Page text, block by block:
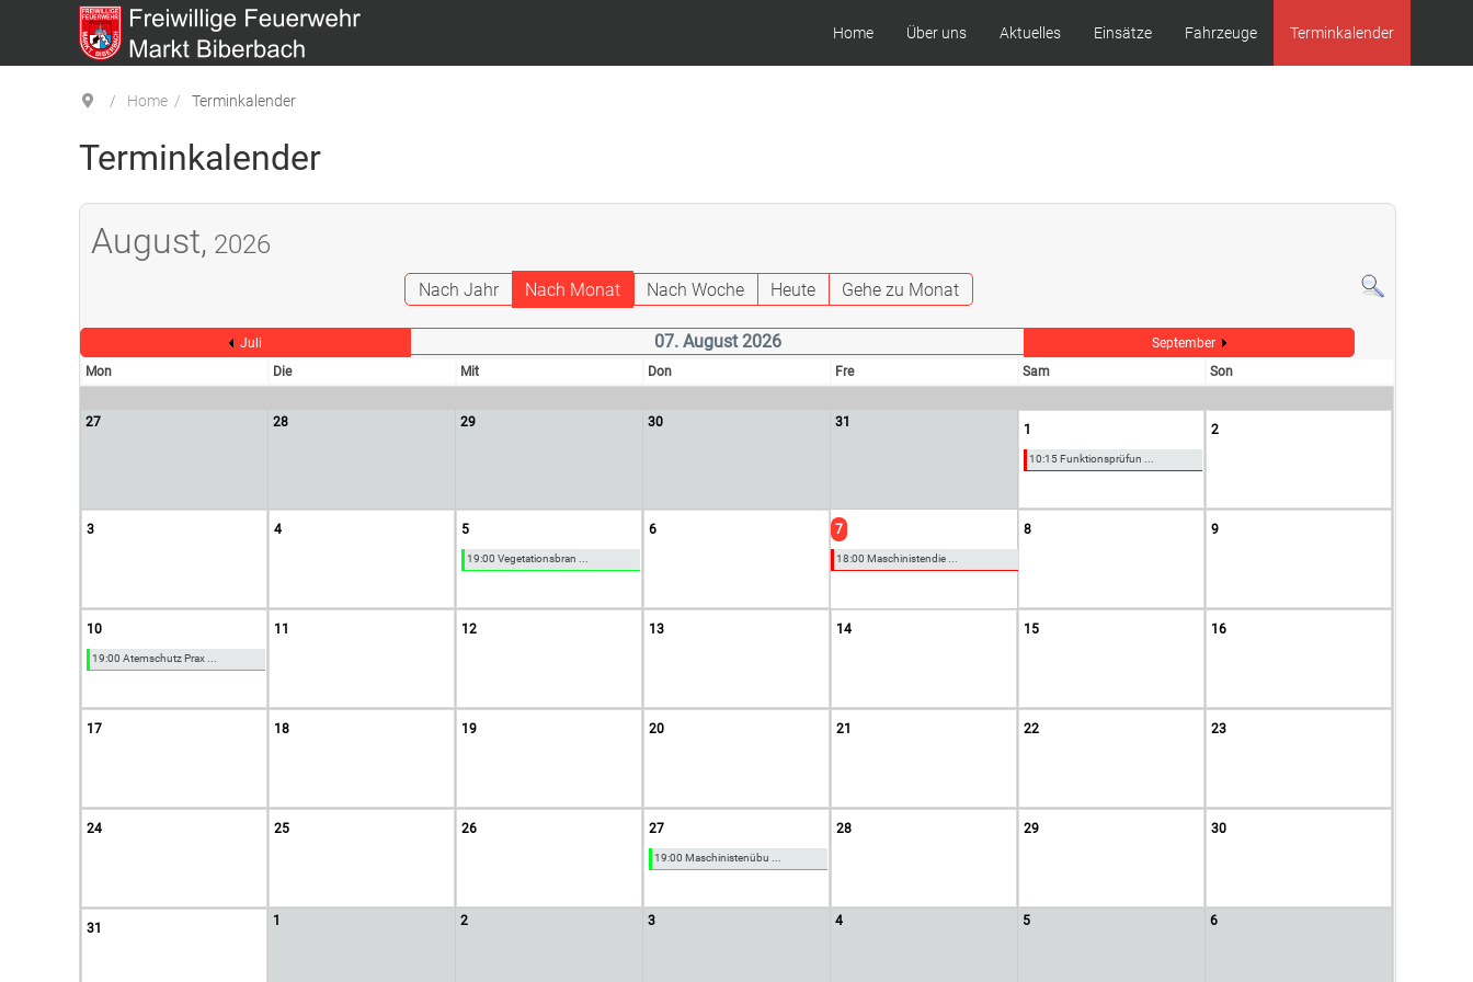
Home Über uns Aktuelles Einsätze Fahrzeuge Terminkalender
Home Terminkalender
Terminkalender
August, 2026
Nach Jahr Nach Monat Nach Woche Heute Gehe zu Monat
Juli 07. August 2026
September
Mon
Die Mit Don Fre Sam Son
27 28 29 30 31 1
10:15 Funktionsprüfun ...
2
3 4 5
19:00 Vegetationsbran ...
6 7
18:00 Maschinistendie ...
8 9
10
19:00 Atemschutz Prax ...
11 12 13 14 15 16
17 18 19 20 21 22 23
24 25 26 27
19:00 Maschinistenübu ...
28 29 30
31 1 2 3 4 5 6